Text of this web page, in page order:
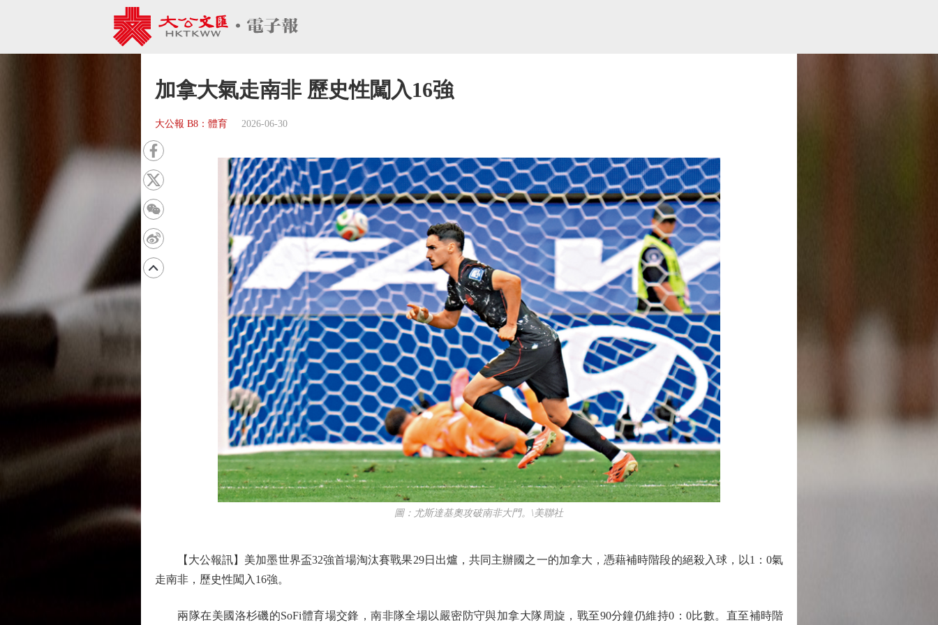
加拿大氣走南非 歷史性闖入16強
大公報 B8：體育 2026-06-30
圖：尤斯達基奧攻破南非大門。\美聯社
【大公報訊】美加墨世界盃32強首場淘汰賽戰果29日出爐，共同主辦國之一的加拿大，憑藉補時階段的絕殺入球，以1：0氣
走南非，歷史性闖入16強。
兩隊在美國洛杉磯的SoFi體育場交鋒，南非隊全場以嚴密防守與加拿大隊周旋，戰至90分鐘仍維持0：0比數。直至補時階